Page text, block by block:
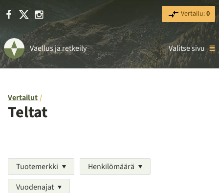
Facebook Instagram Vertailu:0
Vaellus ja retkeily Valitse sivu
Vertailut
Teltat
Tuotemerkki
Henkilömäärä
Vuodenajat